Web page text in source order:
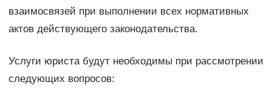
взаимосвязей при выполнении всех нормативных
актов действующего законодательства.
Услуги юриста будут необходимы при рассмотрении
следующих вопросов: